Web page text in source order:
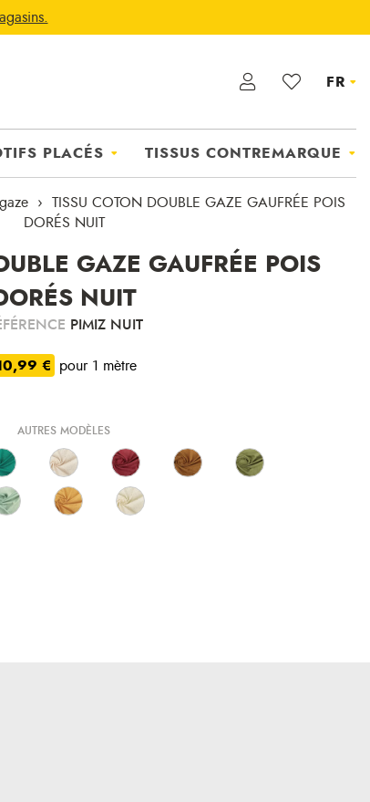
FR
PLACÉS TISSUS CONTREMARQUE
TISSU COTON DOUBLE GAZE GAUFRÉE POIS
DORÉS NUIT
GAZE GAUFRÉE POIS
NUIT
PIMIZ NUIT
€ pour 1 mètre
AUTRES MODÈLES